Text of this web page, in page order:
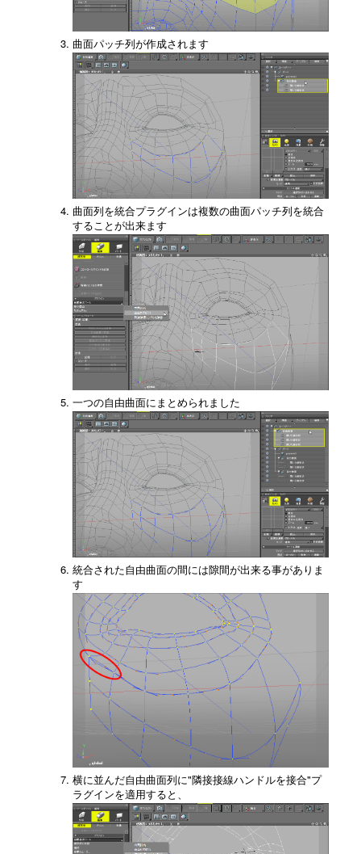
曲面パッチ列が作成されます
曲面列を統合プラグインは複数の曲面パッチ列を統合
することが出来ます
一つの自由曲面にまとめられました
統合された自由曲面の間には隙間が出来る事がありま
す
横に並んだ自由曲面列に"隣接接線ハンドルを接合"プ
ラグインを適用すると、